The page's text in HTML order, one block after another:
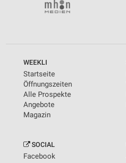
WEEKLI
Startseite
Öffnungszeiten
Alle Prospekte
Angebote
Magazin
SOCIAL
Facebook